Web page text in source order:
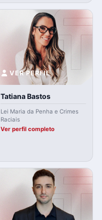
VER PERFIL
Tatiana Bastos
Lei Maria da Penha e Crimes
Raciais
Ver perfil completo